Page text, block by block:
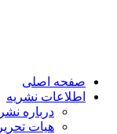
صفحه اصلی
اطلاعات نشریه
درباره نشریه
هیات تحریریه